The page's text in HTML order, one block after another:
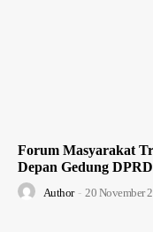
Forum Masyarakat
Depan Gedung
Author - 20 November